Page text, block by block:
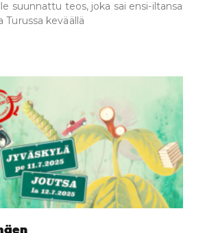
suunnattu teos, joka sai ensi-iltansa
Turussa keväällä